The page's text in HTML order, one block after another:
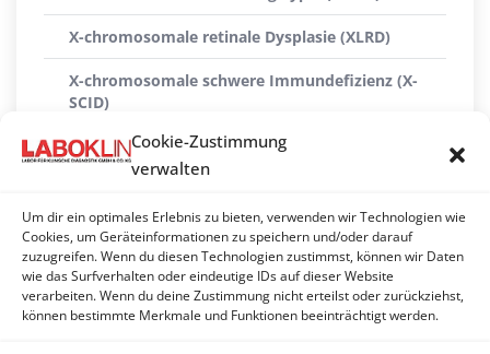
Cookie-Zustimmung
verwalten
Um dir ein optimales Erlebnis zu bieten, verwenden wir Technologien wie
Cookies, um Geräteinformationen zu speichern und/oder darauf
zuzugreifen. Wenn du diesen Technologien zustimmst, können wir Daten
wie das Surfverhalten oder eindeutige IDs auf dieser Website
verarbeiten. Wenn du deine Zustimmung nicht erteilst oder zurückziehst,
können bestimmte Merkmale und Funktionen beeinträchtigt werden.
X-chromosomale retinale Dysplasie (XLRD)
X-chromosomale schwere Immundefizienz (X-
SCID)
X-linked Myopathie (XL-MTM)
ZNS-Atrophie mit zerebellarer Ataxie (CACA)
Zwergwuchs (hypophysäre Form)
Zwergwuchs (Skeletale Dysplasie 2) (SD2)